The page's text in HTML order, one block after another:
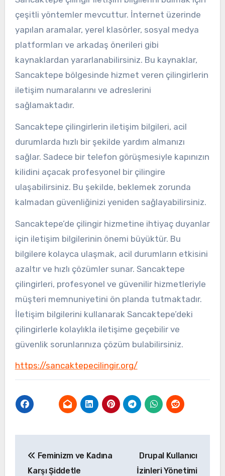
çeşitli yöntemler mevcuttur. İnternet üzerinde
yapılan aramalar, yerel klasörler, sosyal medya
platformları ve arkadaş önerileri gibi
kaynaklardan yararlanabilirsiniz. Bu kaynaklar,
Sancaktepe bölgesinde hizmet veren çilingirlerin
iletişim numaralarını ve adreslerini
sağlamaktadır.
Sancaktepe çilingirlerin iletişim bilgileri, acil
durumlarda hızlı bir şekilde yardım almanızı
sağlar. Sadece bir telefon görüşmesiyle kapınızın
kilidini açacak profesyonel bir çilingire
ulaşabilirsiniz. Bu şekilde, beklemek zorunda
kalmadan güvenliğinizi yeniden sağlayabilirsiniz.
Sancaktepe’de çilingir hizmetine ihtiyaç duyanlar
için iletişim bilgilerinin önemi büyüktür. Bu
bilgilere kolayca ulaşmak, acil durumların etkisini
azaltır ve hızlı çözümler sunar. Sancaktepe
çilingirleri, profesyonel ve güvenilir hizmetleriyle
müşteri memnuniyetini ön planda tutmaktadır.
İletişim bilgilerini kullanarak Sancaktepe’deki
çilingirlerle kolaylıkla iletişime geçebilir ve
güvenlik sorunlarınıza çözüm bulabilirsiniz.
https://sancaktepecilingir.org/
gezinmesi
Feminizm ve Kadına
Karşı Şiddetle
Drupal Kullanıcı
İzinleri Yönetimi